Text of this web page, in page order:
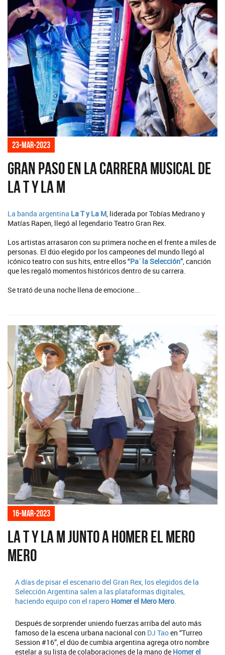
23-mar-2023
Gran paso en la carrera musical de
La T y La M
La banda argentina La T y La M, liderada por Tobías Medrano y
Matías Rapen, llegó al legendario Teatro Gran Rex.
Los artistas arrasaron con su primera noche en el frente a miles de
personas. El dúo elegido por los campeones del mundo llegó al
icónico teatro con sus hits, entre ellos “Pa´ la Selección”, canción
que les regaló momentos históricos dentro de su carrera.
Se trató de una noche llena de emocione...
16-mar-2023
La T y La M junto a Homer el Mero
Mero
A días de pisar el escenario del Gran Rex, los elegidos de la
Selección Argentina salen a las plataformas digitales,
haciendo equipo con el rapero Homer el Mero Mero
Después de sorprender uniendo fuerzas arriba del auto más
famoso de la escena urbana nacional con DJ Taoen “Turreo
Session #16”, el dúo de cumbia argentina agrega otro nombre
estelar a su lista de colaboraciones de la mano de Homer el